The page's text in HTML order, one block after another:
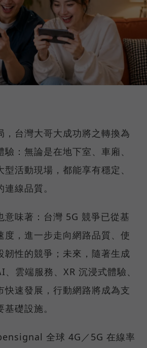
，台灣大哥大成功將之轉換為
：無論是在地下室、車廂、
活動現場，都能享有穩定、
線品質。
意味著：台灣 5G 競爭已從基
度，進一步走向網路品質、使
韌性的競爭；未來，隨著生成
雲端服務、XR 沉浸式體驗、
快速發展，行動網路將成為支
礎設施。
全球 4G／5G 在線率